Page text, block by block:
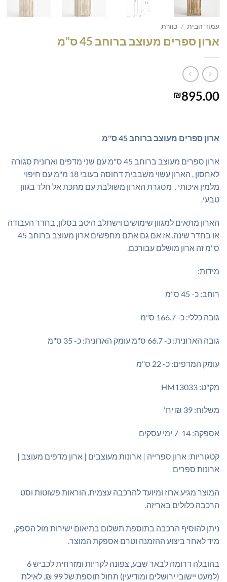
עמוד הבית / כוורת
ארון ספרים מעוצב ברוחב 45 ס"מ
₪895.00
ארון ספרים מעוצב ברוחב 45 ס"מ
ארון ספרים מעוצב ברוחב 45 ס"מ עם שני מדפים וארונית סגורה
לאחסון , הארון עשוי משבבית דחוסה בעובי 18 מ"מ עם חיפוי
מלמין איכותי . מסגרת הארון משולבת עם מתכת אל חלד בגוון
טבעי.
הארון מתאים למגוון שימושים וישתלב היטב בסלון, בחדר העבודה
או בחדר שינה. אז אם גם אתם מחפשים ארון מעוצב ברוחב 45
ס"מ זה ארון מושלם עבורכם.
מידות:
רוחב: כ- 45 ס"מ
גובה כללי: כ- 166.7 ס"מ
גובה הארונית: כ- 66.7 ס"מ עומק הארונית: כ- 35 ס"מ
עומק המדפים: כ- 22 ס"מ
מק"ט: HM13033
משלוח: 39 ₪ יח'
אספקה: 7-14 ימי עסקים
קטגוריות: ארון ספרייה | ארונות מעוצבים | ארון מדפים מעוצב |
ארונות ספרים
המוצר מגיע ארוז ומיועד להרכבה עצמית. הוראות פשוטות וסט
הרכבה כלולים באריזה.
ניתן להוסיף הרכבה בתוספת תשלום בתיאום ישירות מול הספק,
מיד לאחר ביצוע ההזמנה וטרם אספקת המוצר.
בהובלה דרומה לבאר שבע, צפונה לקריות ומזרחית לכביש 6
(למעט יישובי ירושלים ומודיעין) תחול תוספת של 99 ₪. לאילת